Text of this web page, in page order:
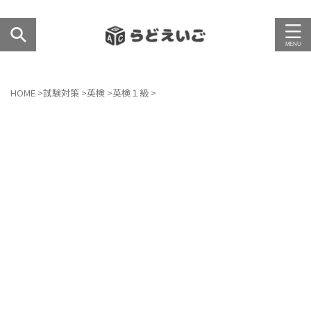
HOME >試験対策 >英検 >英検１級 >